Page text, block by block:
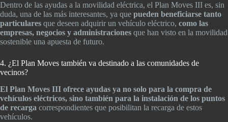
Dentro de las ayudas a la movilidad eléctrica, el Plan Moves III es, sin
duda, una de las más interesantes, ya que pueden beneficiarse tanto
particulares que deseen adquirir un vehículo eléctrico, como las
empresas, negocios y administraciones que han visto en la movilidad
sostenible una apuesta de futuro.
4. ¿El Plan Moves también va destinado a las comunidades de
vecinos?
El Plan Moves III ofrece ayudas ya no solo para la compra de
vehículos eléctricos, sino también para la instalación de los puntos
de recarga correspondientes que posibilitan la recarga de estos
vehículos.